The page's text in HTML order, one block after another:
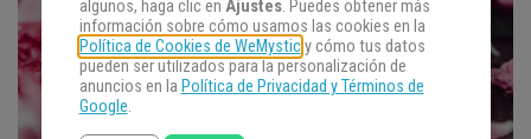
algunos, haga clic en Ajustes. Puedes obtener más
información sobre cómo usamos las cookies en la
Política de Cookies de WeMysticy cómo tus datos
pueden ser utilizados para la personalización de
anuncios en la Política de Privacidad y Términos de
Google.